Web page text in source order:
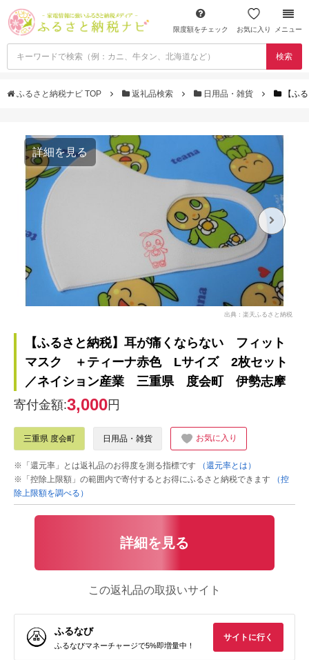
限度額をチェック お気に入り メニュー
検索
ふるさと納税ナビ TOP 返礼品検索 日用品・雑貨 【ふ
詳細を見る
出典：楽天ふるさと納税
【ふるさと納税】耳が痛くならない フィット
マスク ＋ティーナ赤色 Lサイズ 2枚セット
／ネイション産業 三重県 度会町 伊勢志摩
寄付金額:3,000円
三重県 度会町 日用品・雑貨 お気に入り
※「還元率」とは返礼品のお得度を測る指標です
（還元率とは）
※「控除上限額」の範囲内で寄付するとお得にふるさと納税できます
（控
除上限額を調べる）
詳細を見る
この返礼品の取扱いサイト
ふるなび
ふるなびマネーチャージで5%即増量中！
サイトに行く